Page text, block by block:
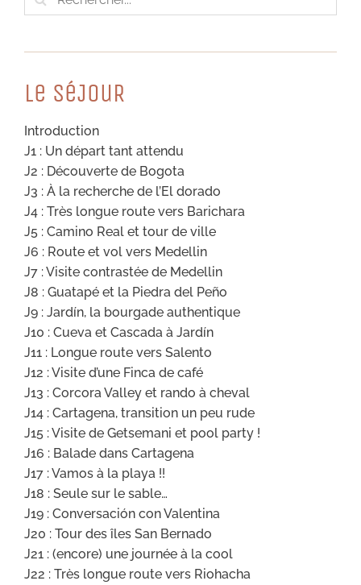
Le SéJouR
Introduction
J1 : Un départ tant attendu
J2 : Découverte de Bogota
J3 : À la recherche de l’El dorado
J4 : Très longue route vers Barichara
J5 : Camino Real et tour de ville
J6 : Route et vol vers Medellin
J7 : Visite contrastée de Medellin
J8 : Guatapé et la Piedra del Peño
J9 : Jardín, la bourgade authentique
J10 : Cueva et Cascada à Jardín
J11 : Longue route vers Salento
J12 : Visite d’une Finca de café
J13 : Corcora Valley et rando à cheval
J14 : Cartagena, transition un peu rude
J15 : Visite de Getsemani et pool party !
J16 : Balade dans Cartagena
J17 : Vamos à la playa !!
J18 : Seule sur le sable…
J19 : Conversación con Valentina
J20 : Tour des îles San Bernado
J21 : (encore) une journée à la cool
J22 : Très longue route vers Riohacha